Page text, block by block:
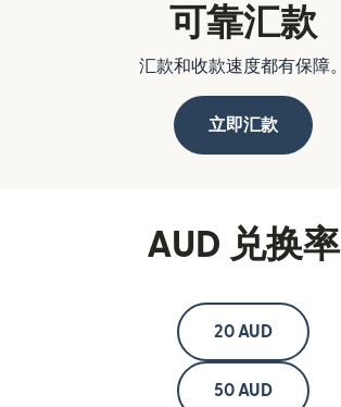
可靠汇款
汇款和收款速度都有保障。
立即汇款
AUD 兑换率
20 AUD
50 AUD